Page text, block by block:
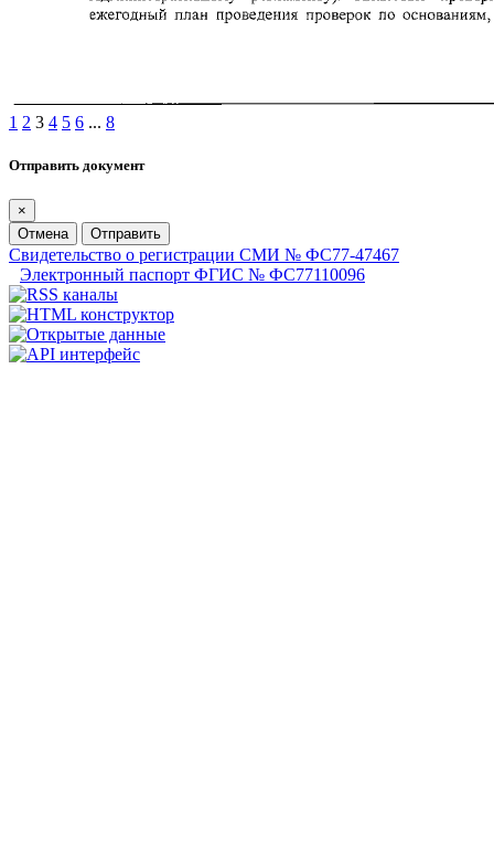
1 2 3 4 5 6 ... 8
Отправить документ
×
Отмена
Отправить
Свидетельство о регистрации СМИ № ФС77-47467
Электронный паспорт ФГИС № ФС77110096